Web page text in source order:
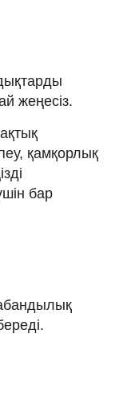
жеңесіз.
қамқорлық
бар